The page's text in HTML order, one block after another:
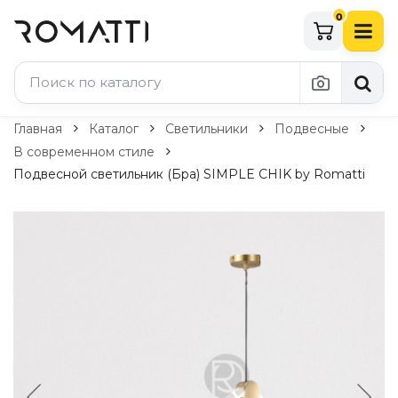
0
Каталог Romatti
Свет и освещение
Комплектующие
Главная Каталог Светильники
Подвесные
В современном стиле
Подвесной светильник (Бра) SIMPLE CHIK by Romatti